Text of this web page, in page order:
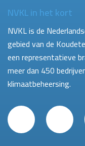
NVKL in het kort
NVKL is de
gebied van de
een representatieve
meer dan 450
klimaatbeheersing.